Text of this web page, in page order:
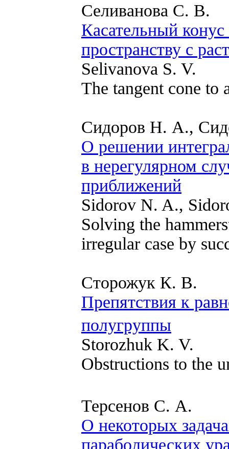
Селиванова С. В.
Касательный
пространству с
Selivanova S. V.
The tangent cone to
Сидоров Н. А.,
О решении
в нерегулярном
приближений
Sidorov N. A.,
Solving the
irregular case by
Сторожук К. В.
Препятствия к
полугруппы
Storozhuk K. V.
Obstructions to the
Терсенов С. А.
О некоторых
параболических